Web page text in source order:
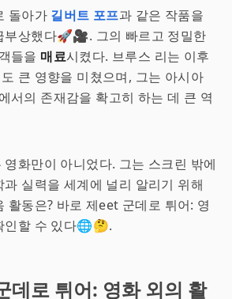
돌아가 길버트 포프과 같은 작품을
부상했다🚀🎥. 그의 빠르고 정밀한
들을 매료시켰다. 브루스 리는 이후
큰 영향을 미쳤으며, 그는 아시아
서의 존재감을 확고히 하는 데 큰 역
화만이 아니었다. 그는 스크린 밖에
실력을 세계에 널리 알리기 위해
활동은? 바로 제eet 군데로 튀어: 영
인할 수 있다🌐🤔.
데로 튀어: 영화 외의 활